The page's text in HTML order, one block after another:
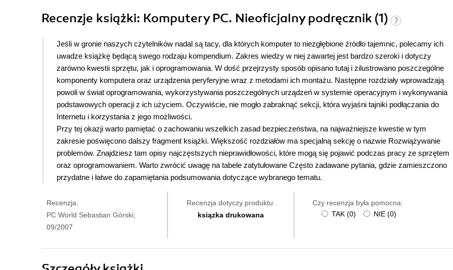
Recenzje książki: Komputery PC. Nieoficjalny podręcznik (1)
Jeśli w gronie naszych czytelników nadal są tacy, dla których komputer to niezgłębione źródło tajemnic, polecamy ich
uwadze książkę będącą swego rodzaju kompendium. Zakres wiedzy w niej zawartej jest bardzo szeroki i dotyczy
zarówno kwestii sprzętu, jak i oprogramowania. W dość przejrzysty sposób opisano tutaj i zilustrowano poszczególne
komponenty komputera oraz urządzenia peryferyjne wraz z metodami ich montażu. Następne rozdziały wprowadzają
powoli w świat oprogramowania, wykorzystywania poszczególnych urządzeń w systemie operacyjnym i wykonywania
podstawowych operacji z ich użyciem. Oczywiście, nie mogło zabraknąć sekcji, która wyjaśni tajniki podłączania do
Internetu i korzystania z jego możliwości.
Przy tej okazji warto pamiętać o zachowaniu wszelkich zasad bezpieczeństwa, na najważniejsze kwestie w tym
zakresie poświęcono dalszy fragment książki. Większość rozdziałów ma specjalną sekcję o nazwie Rozwiązywanie
problemów. Znajdziesz tam opisy najczęstszych nieprawidłowości, które mogą się pojawić podczas pracy ze sprzętem
oraz oprogramowaniem. Warto zwrócić uwagę na tabele zatytułowane Często zadawane pytania, gdzie zamieszczono
przydatne i łatwe do zapamiętania podsumowania dotyczące wybranego tematu.
Recenzja:
PC World Sebastian Górski;
09/2007
Recenzja dotyczy produktu:
ksiązka drukowana
Czy recenzja była pomocna:
TAK (0) NIE (0)